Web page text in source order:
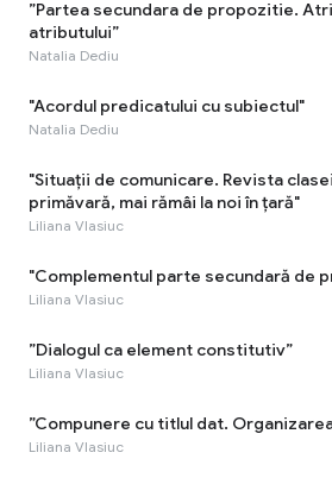
”Partea secundara de propozitie.
atributului”
Natalia Dediu
"Acordul predicatului cu subiectul"
Natalia Dediu
"Situaţii de comunicare. Revista
primăvară, mai rămâi la noi în țară"
Liliana Vlasiuc
"Complementul parte
Liliana Vlasiuc
”Dialogul ca element constitutiv”
Liliana Vlasiuc
”Compunere cu titlul dat.
Liliana Vlasiuc